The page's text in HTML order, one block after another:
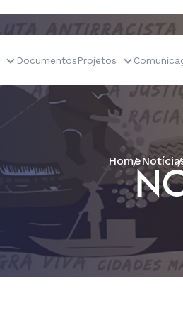
DocumentosProjetos
Home